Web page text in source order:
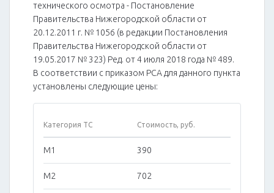
технического осмотра - Постановление
Правительства Нижегородской области от
20.12.2011 г. № 1056 (в редакции Постановления
Правительства Нижегородской области от
19.05.2017 № 323) Ред. от 4 июля 2018 года № 489.
В соответствии с приказом РСА для данного пункта
установлены следующие цены:
Категория ТС Стоимость, руб.
M1 390
M2 702